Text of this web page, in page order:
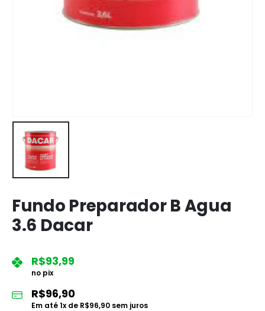
Fundo Preparador B Agua
3.6 Dacar
R$93,99
no pix
R$96,90
Em até1x de R$96,90 sem juros